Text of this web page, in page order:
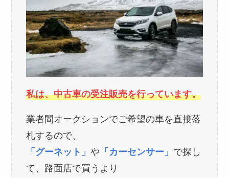
私は、中古車の受注販売を行っています。
業者間オークションでご希望の車を直接落
札するので、
「グーネット」や 「カーセンサー」 で探し
て、路面店で買うより